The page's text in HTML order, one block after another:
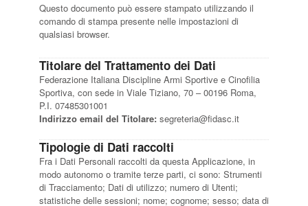
Questo documento può essere stampato utilizzando il
comando di stampa presente nelle impostazioni di
qualsiasi browser.
Titolare del Trattamento dei Dati
Federazione Italiana Discipline Armi Sportive e Cinofilia
Sportiva, con sede in Viale Tiziano, 70 – 00196 Roma,
P.I. 07485301001
Indirizzo email del Titolare: segreteria@fidasc.it
Tipologie di Dati raccolti
Fra i Dati Personali raccolti da questa Applicazione, in
modo autonomo o tramite terze parti, ci sono: Strumenti
di Tracciamento; Dati di utilizzo; numero di Utenti;
statistiche delle sessioni; nome; cognome; sesso; data di
Formazione
Organi di Giustizia - Dispositivi
Modelli e moduli
Guida Locandine Ufficiali
Tiro di Campagna
English e Training Sporting